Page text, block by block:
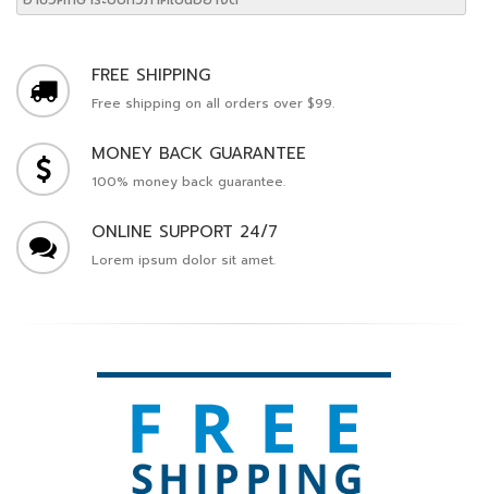
FREE SHIPPING
Free shipping on all orders over $99.
MONEY BACK GUARANTEE
100% money back guarantee.
ONLINE SUPPORT 24/7
Lorem ipsum dolor sit amet.